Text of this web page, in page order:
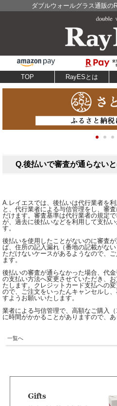
ダブルウォールグラス通販の
TOP RayESとは
Q.後払いで審査が通らない
A.レイエスでは、後払いは代行業者を
と、代行業者による与信管理をし、審
だけます。審査基準は代行業者の規定
が、過去に後払いなどを利用して支払
す。
後払いを使用したことがないのに審査
ば、住所の記入漏れ（番地の記載がな
ただけないケースがあるようなので、
ます。
後払いの審査が通らなかった場合、代
の支払い方法へ変更させていただき、
たします。クレジットカード支払への
ので、ご注文をいったんキャンセルし
すようお願いいたします。
業者による与信管理で、高額なご購入
に時間がかかることがありますので、あ
一覧へ